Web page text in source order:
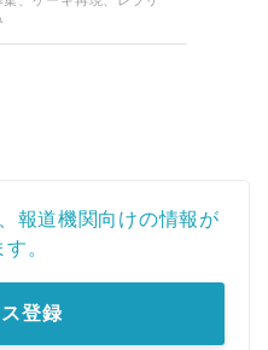
報道機関向けの情報が
。
登録